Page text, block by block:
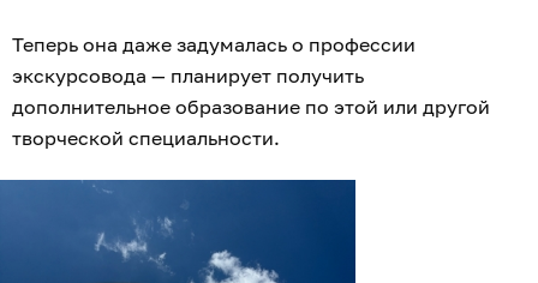
Теперь она даже задумалась о профессии
экскурсовода — планирует получить
дополнительное образование по этой или другой
творческой специальности.